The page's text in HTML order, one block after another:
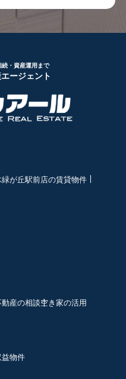
・資産運用まで
ージェント
緑が丘駅前店の賃貸物件
産の相談空き家の活用
益物件